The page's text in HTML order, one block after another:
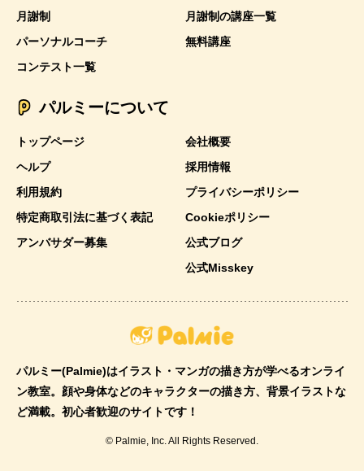
月謝制
月謝制の講座一覧
パーソナルコーチ
無料講座
コンテスト一覧
パルミーについて
トップページ
会社概要
ヘルプ
採用情報
利用規約
プライバシーポリシー
特定商取引法に基づく表記
Cookieポリシー
アンバサダー募集
公式ブログ
公式Misskey
パルミー(Palmie)はイラスト・マンガの描き方が学べるオンライ
ン教室。顔や身体などのキャラクターの描き方、背景イラストな
ど満載。初心者歓迎のサイトです！
© Palmie, Inc. All Rights Reserved.